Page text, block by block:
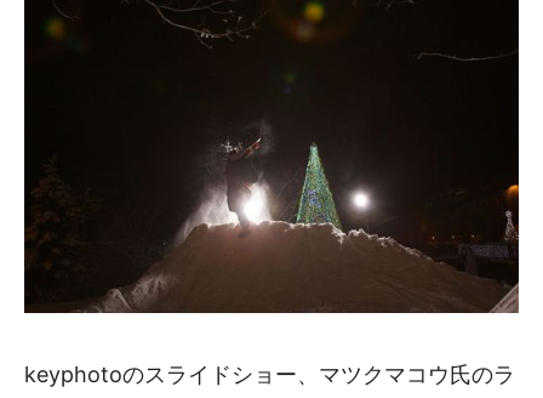
keyphotoのスライドショー、マツクマコウ氏のラ